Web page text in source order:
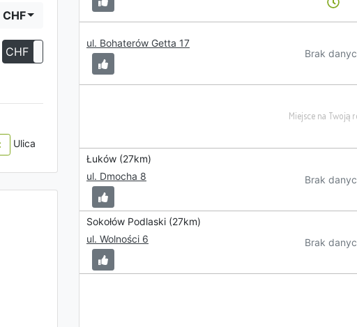
CHF
CHF
Ulica
ul. Bohaterów Getta 17
Brak
Łuków (27km)
ul. Dmocha 8
Brak
Sokołów Podlaski (27km)
ul. Wolności 6
Brak